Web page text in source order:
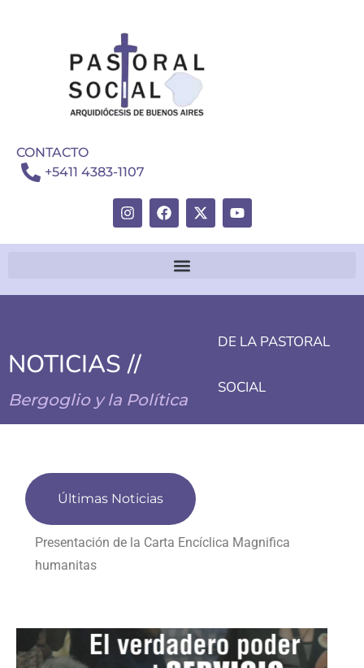
CONTACTO
+5411 4383-1107
NOTICIAS //
DE LA PASTORAL
SOCIAL
Bergoglio y la Política
Últimas Noticias
Presentación de la Carta Encíclica Magnifica
humanitas